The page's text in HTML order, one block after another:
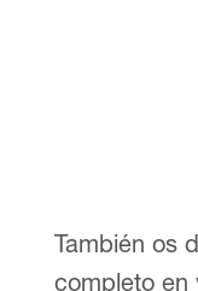
También os
completo en